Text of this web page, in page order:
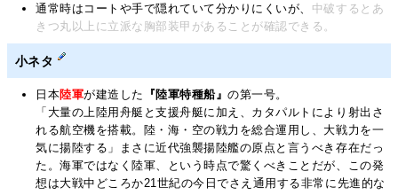
通常時はコートや手で隠れていて分かりにくいが、 中破するとあ
きつ丸以上に立派な胸部装甲があることが確認できる。
小ネタ
日本陸軍が建造した 『陸軍特種船』の第一号。
「大量の上陸用舟艇と支援舟艇に加え、カタパルトにより射出さ
れる航空機を搭載。陸・海・空の戦力を総合運用し、大戦力を一
気に揚陸する」まさに近代強襲揚陸艦の原点と言うべき存在だっ
た。海軍ではなく陸軍、という時点で驚くべきことだが、この発
想は大戦中どころか21世紀の今日でさえ通用する非常に先進的な